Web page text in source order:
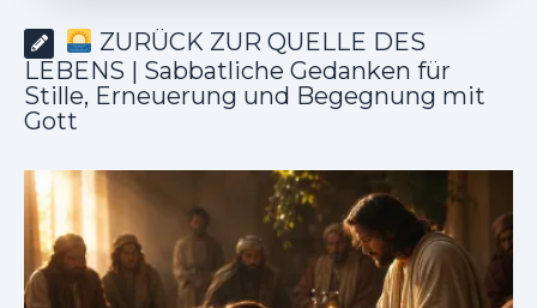
ZURÜCK ZUR QUELLE DES
LEBENS | Sabbatliche Gedanken für
Stille, Erneuerung und Begegnung mit
Gott